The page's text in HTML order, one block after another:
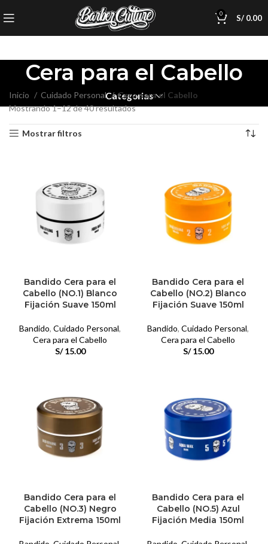
0 S/0.00
Cera para el Cabello
Categorias
Inicio Cuidado Personal
Cera para el Cabello
Mostrando 1–12 de 40 resultados
Mostrar filtros
Bandido Cera para el
Cabello (NO.1) Blanco
Fijación Suave 150ml
Bandido, Cuidado Personal,
Cera para el Cabello
S/15.00
Bandido Cera para el
Cabello (NO.2) Blanco
Fijación Suave 150ml
Bandido, Cuidado Personal,
Cera para el Cabello
S/15.00
Bandido Cera para el
Cabello (NO.3) Negro
Fijación Extrema 150ml
Bandido Cera para el
Cabello (NO.5) Azul
Fijación Media 150ml